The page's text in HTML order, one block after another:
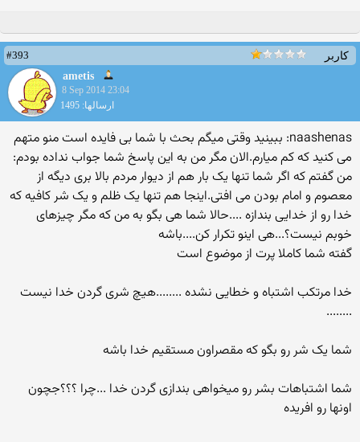
کاربر
#393
ametis
8 Sep 2014 23:04
ارسالها: 1495
naashenas: ببینید وقتی میگم بحث با شما بی فایده است منو متهم
می کنید که کم میارم.الان مگر من به این پاسخ شما جواب نداده بودم:
من گفتم که اگر شما تنها یک بار هم از دیوار مردم بالا بری دیگه از
معصوم و امام بودن می افتی.اینجا هم تنها یک ظلم و یک شر کافیه که
خدا رو از خدایی بندازه ....حالا شما هی بگو به من که مگر چیزهای
خوبم نیست؟...هی اینو تکرار کن....باشه
گفته شما کاملا پرت از موضوع است
خدا مرتکب اشتباه و خطایی نشده ........هیچ شری گردن خدا نیست
........
شما یک شر رو بگو که مقصراون مستقیم خدا باشه
شما اشتباهات بشر رو میخواهی بندازی گردن خدا ...چرا ؟؟؟جچون
اونها رو افریده